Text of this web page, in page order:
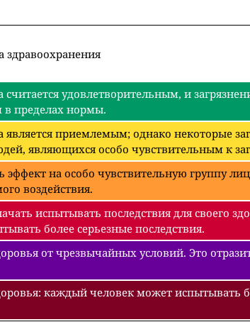
здравоохранения
считается удовлетворительным, и
пределах нормы.
является приемлемым; однако некоторые
являющихся особо чувствительным к
на особо чувствительную группу
воздействия.
испытывать последствия для своего
более серьезные последствия.
от чрезвычайных условий. Это
каждый человек может испытывать